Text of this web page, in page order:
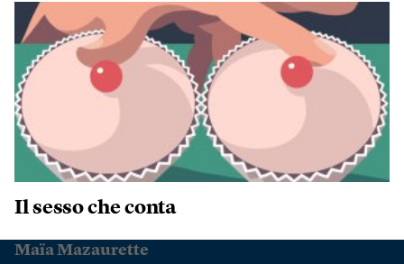
Il sesso che conta
Maïa Mazaurette